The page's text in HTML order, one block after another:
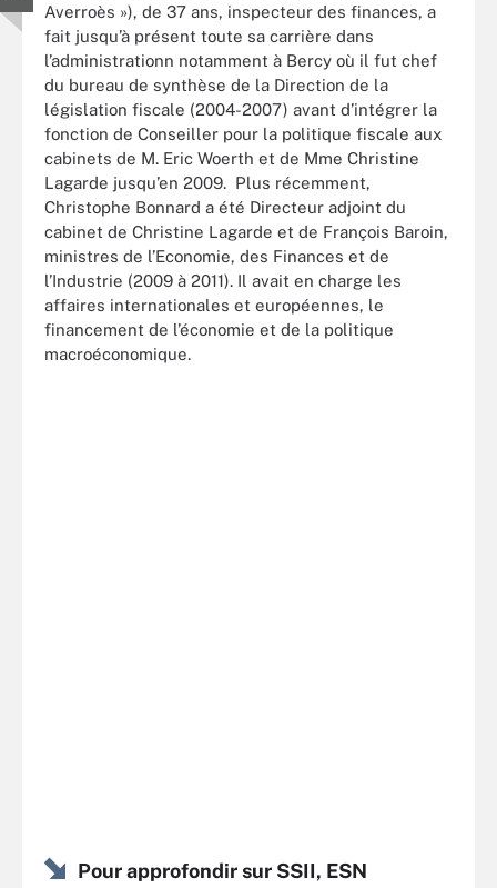
Averroès »), de 37 ans, inspecteur des finances, a
fait jusqu’à présent toute sa carrière dans
l’administrationn notamment à Bercy où il fut chef
du bureau de synthèse de la Direction de la
législation fiscale (2004-2007) avant d’intégrer la
fonction de Conseiller pour la politique fiscale aux
cabinets de M. Eric Woerth et de Mme Christine
Lagarde jusqu’en 2009. Plus récemment,
Christophe Bonnard a été Directeur adjoint du
cabinet de Christine Lagarde et de François Baroin,
ministres de l’Economie, des Finances et de
l’Industrie (2009 à 2011). Il avait en charge les
affaires internationales et européennes, le
financement de l’économie et de la politique
macroéconomique.
Pour approfondir sur SSII, ESN